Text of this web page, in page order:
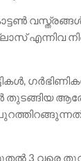
എന്നിവ
തുടങ്ങിയ
3 വരെ